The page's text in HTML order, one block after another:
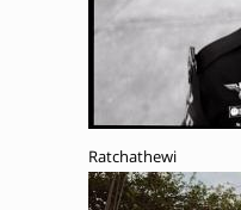
Ratchathewi